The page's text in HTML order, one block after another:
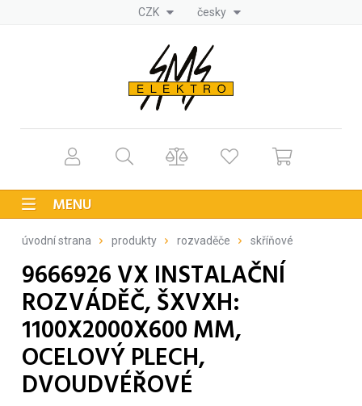
CZK česky
MENU
úvodní strana produkty rozvaděče skříňové
9666926 VX INSTALAČNÍ
ROZVÁDĚČ, ŠXVXH:
1100X2000X600 MM,
OCELOVÝ PLECH,
DVOUDVÉŘOVÉ